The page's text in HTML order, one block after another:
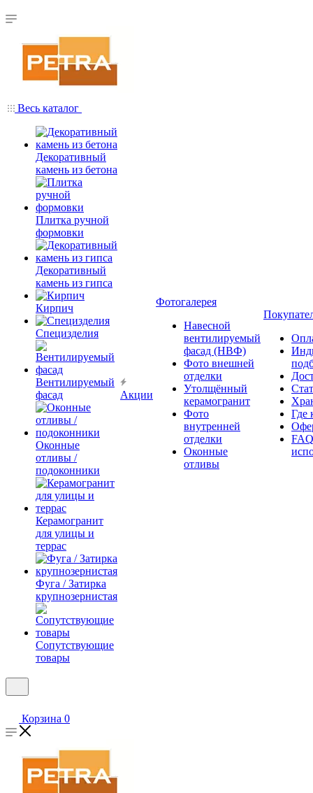
Весь каталог
Декоративный
камень из бетона
Плитка ручной
формовки
Декоративный
камень из гипса
Кирпич
Специзделия
Вентилируемый
фасад
Оконные
отливы /
подоконники
Керамогранит
для улицы и
террас
Фуга / Затирка
крупнозернистая
Сопутствующие
товары
Акции
Фотогалерея
Навесной
вентилируемый
фасад (НВФ)
Фото внешней
отделки
Утолщённый
керамогранит
Фото
внутренней
отделки
Оконные
отливы
Где
Корзина 0